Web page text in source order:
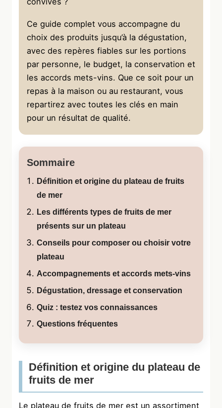
Ce guide complet vous accompagne du
choix des produits jusqu’à la dégustation,
avec des repères fiables sur les portions
par personne, le budget, la conservation et
les accords mets-vins. Que ce soit pour un
repas à la maison ou au restaurant, vous
repartirez avec toutes les clés en main
pour un résultat de qualité.
Sommaire
Définition et origine du plateau de fruits
de mer
Les différents types de fruits de mer
présents sur un plateau
Conseils pour composer ou choisir votre
plateau
Accompagnements et accords mets-vins
Dégustation, dressage et conservation
Quiz : testez vos connaissances
Questions fréquentes
Définition et origine du plateau de
fruits de mer
Le plateau de fruits de mer est un assortiment